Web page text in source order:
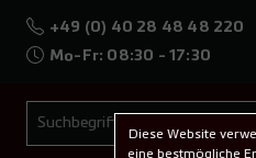
+49 (0) 40 28 48 48 220
Mo-Fr: 08:30 - 17:30
Diese Website
eine bestmögliche